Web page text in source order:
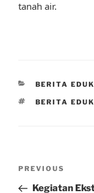
tanah air.
CATEGORIES
BERITA
TAGS
BERITA
Previous
Post
PREVIOUS
Kegiatan